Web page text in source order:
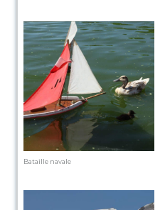
Bataille navale